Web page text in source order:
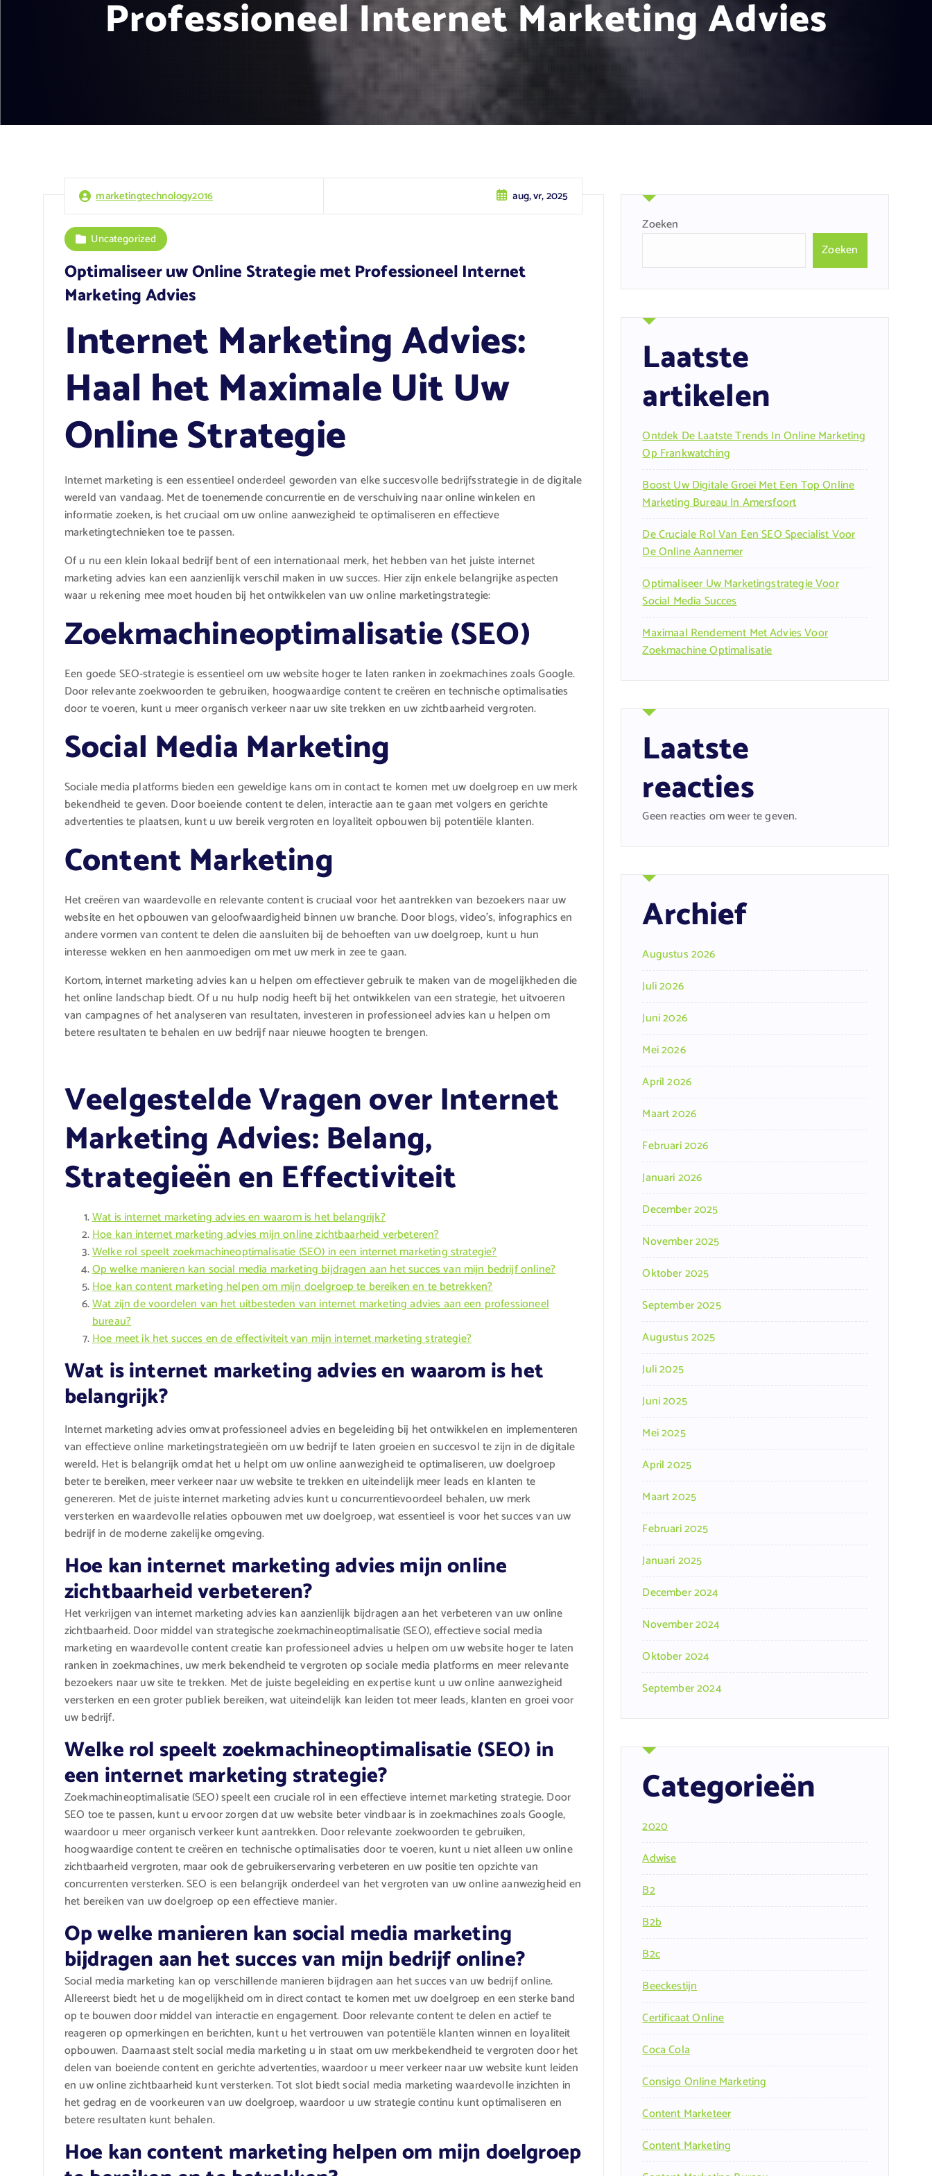
Professioneel Internet Marketing Advies
marketingtechnology2016 aug, vr, 2025
Uncategorized
Optimaliseer uw Online Strategie met Professioneel Internet
Marketing Advies
Internet Marketing Advies:
Haal het Maximale Uit Uw
Online Strategie
Internet marketing is een essentieel onderdeel geworden van elke succesvolle bedrijfsstrategie in de digitale
wereld van vandaag. Met de toenemende concurrentie en de verschuiving naar online winkelen en
informatie zoeken, is het cruciaal om uw online aanwezigheid te optimaliseren en effectieve
marketingtechnieken toe te passen.
Of u nu een klein lokaal bedrijf bent of een internationaal merk, het hebben van het juiste internet
marketing advies kan een aanzienlijk verschil maken in uw succes. Hier zijn enkele belangrijke aspecten
waar u rekening mee moet houden bij het ontwikkelen van uw online marketingstrategie:
Zoekmachineoptimalisatie (SEO)
Een goede SEO-strategie is essentieel om uw website hoger te laten ranken in zoekmachines zoals Google.
Door relevante zoekwoorden te gebruiken, hoogwaardige content te creëren en technische optimalisaties
door te voeren, kunt u meer organisch verkeer naar uw site trekken en uw zichtbaarheid vergroten.
Social Media Marketing
Sociale media platforms bieden een geweldige kans om in contact te komen met uw doelgroep en uw merk
bekendheid te geven. Door boeiende content te delen, interactie aan te gaan met volgers en gerichte
advertenties te plaatsen, kunt u uw bereik vergroten en loyaliteit opbouwen bij potentiële klanten.
Content Marketing
Het creëren van waardevolle en relevante content is cruciaal voor het aantrekken van bezoekers naar uw
website en het opbouwen van geloofwaardigheid binnen uw branche. Door blogs, video’s, infographics en
andere vormen van content te delen die aansluiten bij de behoeften van uw doelgroep, kunt u hun
interesse wekken en hen aanmoedigen om met uw merk in zee te gaan.
Kortom, internet marketing advies kan u helpen om effectiever gebruik te maken van de mogelijkheden die
het online landschap biedt. Of u nu hulp nodig heeft bij het ontwikkelen van een strategie, het uitvoeren
van campagnes of het analyseren van resultaten, investeren in professioneel advies kan u helpen om
betere resultaten te behalen en uw bedrijf naar nieuwe hoogten te brengen.
Veelgestelde Vragen over Internet
Marketing Advies: Belang,
Strategieën en Effectiviteit
Wat is internet marketing advies en waarom is het belangrijk?
Hoe kan internet marketing advies mijn online zichtbaarheid verbeteren?
Welke rol speelt zoekmachineoptimalisatie (SEO) in een internet marketing strategie?
Op welke manieren kan social media marketing bijdragen aan het succes van mijn bedrijf online?
Hoe kan content marketing helpen om mijn doelgroep te bereiken en te betrekken?
Wat zijn de voordelen van het uitbesteden van internet marketing advies aan een professioneel
bureau?
Hoe meet ik het succes en de effectiviteit van mijn internet marketing strategie?
Wat is internet marketing advies en waarom is het
belangrijk?
Internet marketing advies omvat professioneel advies en begeleiding bij het ontwikkelen en implementeren
van effectieve online marketingstrategieën om uw bedrijf te laten groeien en succesvol te zijn in de digitale
wereld. Het is belangrijk omdat het u helpt om uw online aanwezigheid te optimaliseren, uw doelgroep
beter te bereiken, meer verkeer naar uw website te trekken en uiteindelijk meer leads en klanten te
genereren. Met de juiste internet marketing advies kunt u concurrentievoordeel behalen, uw merk
versterken en waardevolle relaties opbouwen met uw doelgroep, wat essentieel is voor het succes van uw
bedrijf in de moderne zakelijke omgeving.
Hoe kan internet marketing advies mijn online
zichtbaarheid verbeteren?
Het verkrijgen van internet marketing advies kan aanzienlijk bijdragen aan het verbeteren van uw online
zichtbaarheid. Door middel van strategische zoekmachineoptimalisatie (SEO), effectieve social media
marketing en waardevolle content creatie kan professioneel advies u helpen om uw website hoger te laten
ranken in zoekmachines, uw merk bekendheid te vergroten op sociale media platforms en meer relevante
bezoekers naar uw site te trekken. Met de juiste begeleiding en expertise kunt u uw online aanwezigheid
versterken en een groter publiek bereiken, wat uiteindelijk kan leiden tot meer leads, klanten en groei voor
uw bedrijf.
Welke rol speelt zoekmachineoptimalisatie (SEO) in
een internet marketing strategie?
Zoekmachineoptimalisatie (SEO) speelt een cruciale rol in een effectieve internet marketing strategie. Door
SEO toe te passen, kunt u ervoor zorgen dat uw website beter vindbaar is in zoekmachines zoals Google,
waardoor u meer organisch verkeer kunt aantrekken. Door relevante zoekwoorden te gebruiken,
hoogwaardige content te creëren en technische optimalisaties door te voeren, kunt u niet alleen uw online
zichtbaarheid vergroten, maar ook de gebruikerservaring verbeteren en uw positie ten opzichte van
concurrenten versterken. SEO is een belangrijk onderdeel van het vergroten van uw online aanwezigheid en
het bereiken van uw doelgroep op een effectieve manier.
Op welke manieren kan social media marketing
bijdragen aan het succes van mijn bedrijf online?
Social media marketing kan op verschillende manieren bijdragen aan het succes van uw bedrijf online.
Allereerst biedt het u de mogelijkheid om in direct contact te komen met uw doelgroep en een sterke band
op te bouwen door middel van interactie en engagement. Door relevante content te delen en actief te
reageren op opmerkingen en berichten, kunt u het vertrouwen van potentiële klanten winnen en loyaliteit
opbouwen. Daarnaast stelt social media marketing u in staat om uw merkbekendheid te vergroten door het
delen van boeiende content en gerichte advertenties, waardoor u meer verkeer naar uw website kunt leiden
en uw online zichtbaarheid kunt versterken. Tot slot biedt social media marketing waardevolle inzichten in
het gedrag en de voorkeuren van uw doelgroep, waardoor u uw strategie continu kunt optimaliseren en
betere resultaten kunt behalen.
Hoe kan content marketing helpen om mijn doelgroep
Zoeken
Zoeken
Laatste
artikelen
Ontdek De Laatste Trends In Online Marketing
Op Frankwatching
Boost Uw Digitale Groei Met Een Top Online
Marketing Bureau In Amersfoort
De Cruciale Rol Van Een SEO Specialist Voor
De Online Aannemer
Optimaliseer Uw Marketingstrategie Voor
Social Media Succes
Maximaal Rendement Met Advies Voor
Zoekmachine Optimalisatie
Laatste
reacties
Geen reacties om weer te geven.
Archief
Augustus 2026
Juli 2026
Juni 2026
Mei 2026
April 2026
Maart 2026
Februari 2026
Januari 2026
December 2025
November 2025
Oktober 2025
September 2025
Augustus 2025
Juli 2025
Juni 2025
Mei 2025
April 2025
Maart 2025
Februari 2025
Januari 2025
December 2024
November 2024
Oktober 2024
September 2024
Categorieën
2020
Adwise
B2
B2b
B2c
Beeckestijn
Certificaat Online
Coca Cola
Consigo Online Marketing
Content Marketeer
Content Marketing